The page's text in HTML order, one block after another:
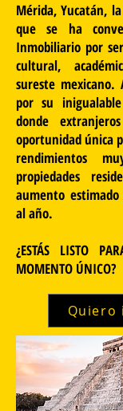
Mérida, Yucatán,
que se ha
Inmobiliario por
cultural,
sureste mexicano.
por su
donde
oportunidad única
rendimientos
propiedades
aumento
al año.
¿ESTÁS LISTO
MOMENTO ÚNICO?